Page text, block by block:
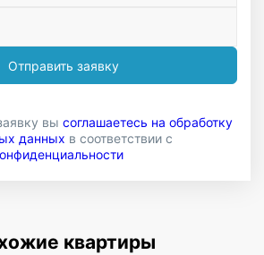
Отправить заявку
вы соглашаетесь на обработку
данных в соответствии с
квартиры